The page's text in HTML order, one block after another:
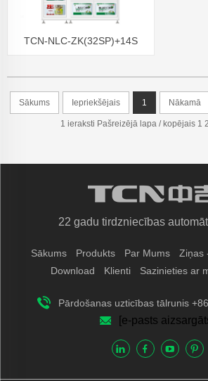
TCN-NLC-ZK(32SP)+14S
tirdzniecības automāts
Sākums Iepriekšējais 1 Nākamā
1 ieraksti Pašreizējā lapa / kopējais 1
22 gadu tirdzniecības
Sākums Produkts Par Mums Ziņas
Download
Klienti Sazinieties ar
Pārdošanas uzticības tālrunis
[e-pasts